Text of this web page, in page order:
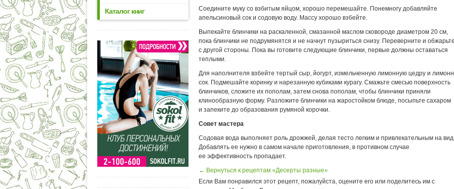
Каталог книг
Соедините муку со взбитым яйцом, хорошо перемешайте. Понемногу добавляйте
апельсиновый сок и содовую воду. Массу хорошо взбейте.
Выпекайте блинчики на раскаленной, смазанной маслом сковороде диаметром 20 см,
пока блинчики не подрумянятся и не начнут пузыриться снизу. Переверните и
с другой стороны. Пока вы готовите следующие блинчики, первые должны оставаться
теплыми.
Для наполнителя взбейте тертый сыр, йогурт, измельченную лимонную цедру и
сок. Подмешайте коринку и нарезанную кубиками курагу. Смажьте смесью поверхность
блинчиков, сложите их пополам, затем снова пополам, чтобы блинчики приняли
клинообразную форму. Разложите блинчики на жаростойком блюде, посыпьте сахаром
и запеките до образования румяной корочки.
Совет мастера
Содовая вода выполняет роль дрожжей, делая тесто легким и привлекательным на
Добавлять ее нужно в самом начале приготовления, в противном случае
ее эффективность пропадает.
← Вернуться к рецептам «Десерты разные»
Если Вам понравился этот рецепт, пожалуйста, оцените его или поделитесь им с